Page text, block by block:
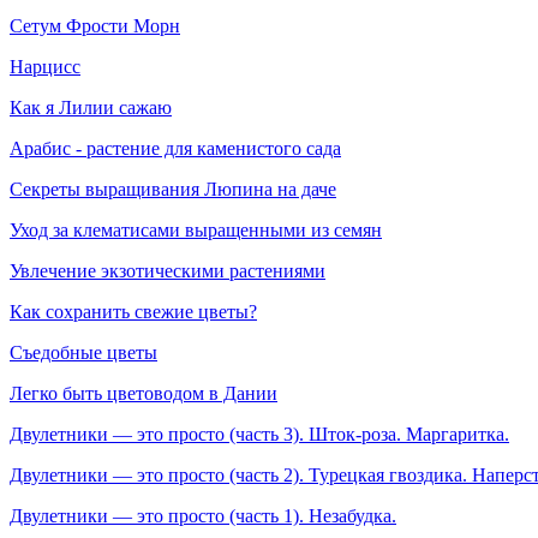
Сетум Фрости Морн
Нарцисс
Как я Лилии сажаю
Арабис - растение для каменистого сада
Секреты выращивания Люпина на даче
Уход за клематисами выращенными из семян
Увлечение экзотическими растениями
Как сохранить свежие цветы?
Съедобные цветы
Легко быть цветоводом в Дании
Двулетники — это просто (часть 3). Шток-роза. Маргаритка.
Двулетники — это просто (часть 2). Турецкая гвоздика.
Двулетники — это просто (часть 1). Незабудка.